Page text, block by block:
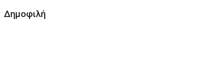
Δημοφιλή